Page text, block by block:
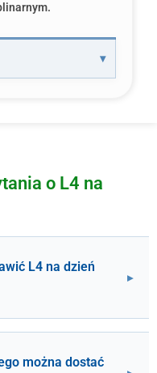
o L4 na
L4 na dzień
można dostać